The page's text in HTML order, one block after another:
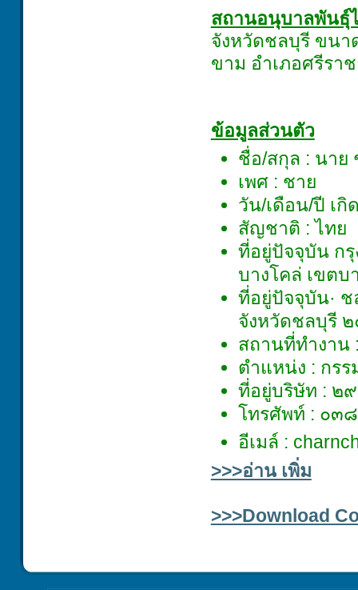
สถานอนุบาลพันธุ์
จังหวัดชลบุรี ขนา
ขาม อำเภอศรีรา
ข้อมูลส่วนตัว
ชื่อ/สกุล : นาย
เพศ : ชาย
วัน/เดือน/ปี เ
สัญชาติ : ไทย
ที่อยู่ปัจจุบัน ก
บางโคล่ เขตบ
ที่อยู่ปัจจุบัน·
จังหวัดชลบุรี
สถานที่ทำงาน
ตำแหน่ง : กรร
ที่อยู่บริษัท : ๒
โทรศัพท์ : ๐
อีเมล์ :
>>>อ่าน เพิ่ม
>>>Download